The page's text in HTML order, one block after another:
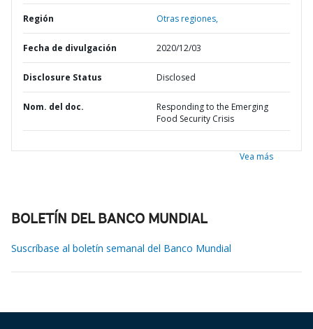
Región Otras regiones,
Fecha de divulgación 2020/12/03
Disclosure Status Disclosed
Nom. del doc.
Responding to the Emerging
Food Security Crisis
Vea más
BOLETÍN DEL BANCO MUNDIAL
Suscríbase al boletín semanal del Banco Mundial